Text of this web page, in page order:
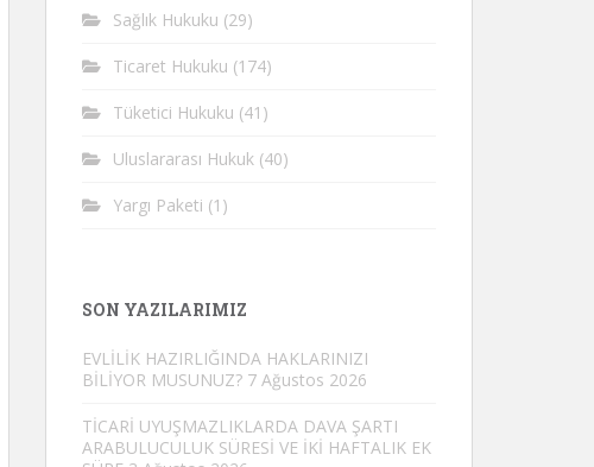
Sağlık Hukuku (29)
Ticaret Hukuku (174)
Tüketici Hukuku (41)
Uluslararası Hukuk (40)
Yargı Paketi (1)
SON YAZILARIMIZ
EVLİLİK HAZIRLIĞINDA HAKLARINIZI
BİLİYOR MUSUNUZ? 7 Ağustos 2026
TİCARİ UYUŞMAZLIKLARDA DAVA ŞARTI
ARABULUCULUK SÜRESİ VE İKİ HAFTALIK EK